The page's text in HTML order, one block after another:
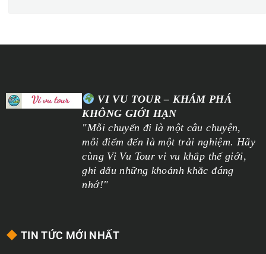
VI VU TOUR – KHÁM PHÁ
KHÔNG GIỚI HẠN
"Mỗi chuyến đi là một câu chuyện,
mỗi điểm đến là một trải nghiệm. Hãy
cùng Vi Vu Tour vi vu khắp thế giới,
ghi dấu những khoảnh khắc đáng
nhớ!"
TIN TỨC MỚI NHẤT